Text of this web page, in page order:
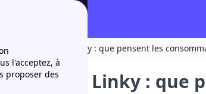
l'acceptez, à
proposer des
Avis compteur Linky : que pensent les
Linky : que